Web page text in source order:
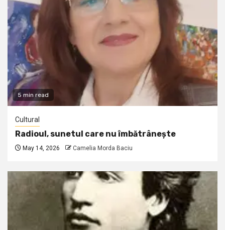
5 min read
Cultural
Radioul, sunetul care nu îmbătrânește
May 14, 2026 Camelia Morda Baciu